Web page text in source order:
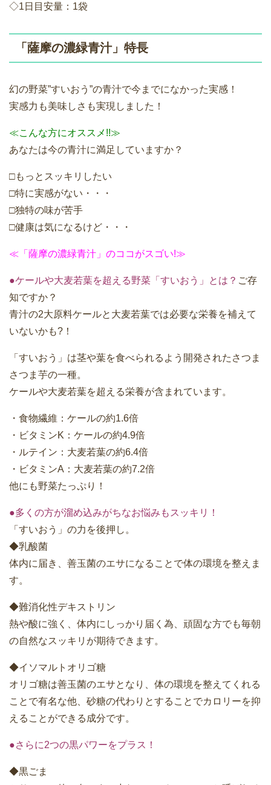
◇1日目安量：1袋
「薩摩の濃緑青汁」特長
幻の野菜”すいおう”の青汁で今までになかった実感！
実感力も美味しさも実現しました！
≪こんな方にオススメ!!≫
あなたは今の青汁に満足していますか？
□もっとスッキリしたい
□特に実感がない・・・
□独特の味が苦手
□健康は気になるけど・・・
≪「薩摩の濃緑青汁」のココがスゴい!≫
●ケールや大麦若葉を超える野菜「すいおう」とは？ ご存
知ですか？
青汁の2大原料ケールと大麦若葉では必要な栄養を補えて
いないかも?！
「すいおう」は茎や葉を食べられるよう開発されたさつま
さつま芋の一種。
ケールや大麦若葉を超える栄養が含まれています。
・食物繊維：ケールの約1.6倍
・ビタミンK：ケールの約4.9倍
・ルテイン：大麦若葉の約6.4倍
・ビタミンA：大麦若葉の約7.2倍
他にも野菜たっぷり！
●多くの方が溜め込みがちなお悩みもスッキリ！
「すいおう」の力を後押し。
◆乳酸菌
体内に届き、善玉菌のエサになることで体の環境を整えま
す。
◆難消化性デキストリン
熱や酸に強く、体内にしっかり届く為、頑固な方でも毎朝
の自然なスッキリが期待できます。
◆イソマルトオリゴ糖
オリゴ糖は善玉菌のエサとなり、体の環境を整えてくれる
ことで有名な他、砂糖の代わりとすることでカロリーを抑
えることができる成分です。
●さらに2つの黒パワーをプラス！
◆黒ごま